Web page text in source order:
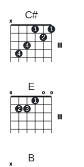
C#
x
4
4
1
2
1
E
o
2 3
1
o o
B
x